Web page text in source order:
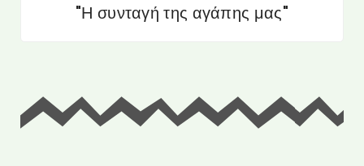
"Η συνταγή της αγάπης μας"